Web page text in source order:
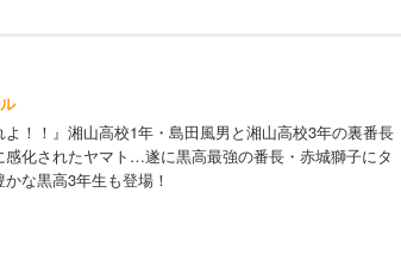
よ！！』湘山高校1年・島田風男と湘山高校3年の裏番長
感化されたヤマト…遂に黒高最強の番長・赤城獅子にタ
な黒高3年生も登場！